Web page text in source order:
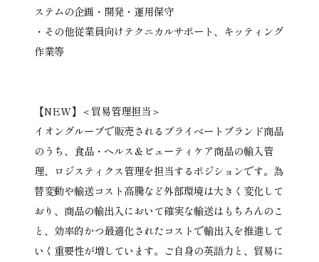
ステムの企画・開発・運用保守
・その他従業員向けテクニカルサポート、キッティング
作業等
【NEW】＜貿易管理担当＞
イオングループで販売されるプライベートブランド商品
のうち、食品・ヘルス＆ビューティケア商品の輸入管
理、ロジスティクス管理を担当するポジションです。為
替変動や輸送コスト高騰など外部環境は大きく変化して
おり、商品の輸出入において確実な輸送はもちろんのこ
と、効率的かつ最適化されたコストで輸出入を推進して
いく重要性が増しています。ご自身の英語力と、貿易に